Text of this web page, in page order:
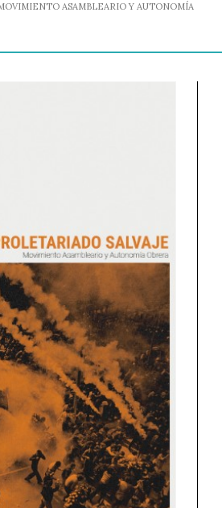
ASAMBLEARIO Y AUTONOMÍA